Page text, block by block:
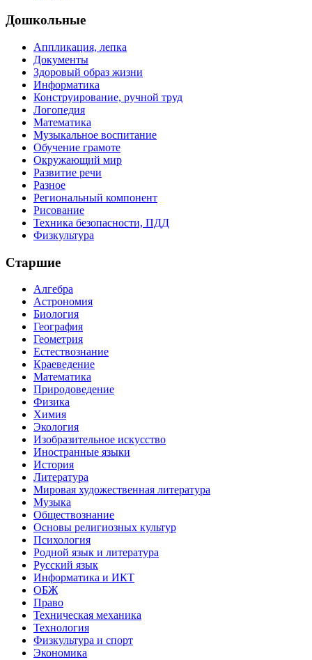
Дошкольные
Аппликация, лепка
Документы
Здоровый образ жизни
Информатика
Конструирование, ручной труд
Логопедия
Математика
Музыкальное воспитание
Обучение грамоте
Окружающий мир
Развитие речи
Разное
Региональный компонент
Рисование
Техника безопасности, ПДД
Физкультура
Старшие
Алгебра
Астрономия
Биология
География
Геометрия
Естествознание
Краеведение
Математика
Природоведение
Физика
Химия
Экология
Изобразительное искусство
Иностранные языки
История
Литература
Мировая художественная литература
Музыка
Обществознание
Основы религиозных культур
Психология
Родной язык и литература
Русский язык
Информатика и ИКТ
ОБЖ
Право
Техническая механика
Технология
Физкультура и спорт
Экономика